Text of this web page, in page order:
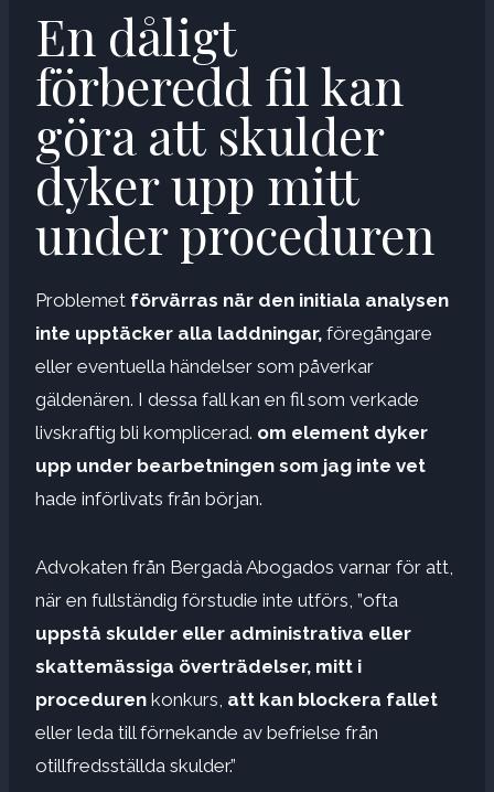
En dåligt
förberedd fil kan
göra att skulder
dyker upp mitt
under proceduren
Problemet förvärras när den initiala analysen
inte upptäcker alla laddningar, föregångare
eller eventuella händelser som påverkar
gäldenären. I dessa fall kan en fil som verkade
livskraftig bli komplicerad. om element dyker
upp under bearbetningen som jag inte vet
hade införlivats från början.
Advokaten från Bergadà Abogados varnar för att,
när en fullständig förstudie inte utförs, ”ofta
uppstå skulder eller administrativa eller
skattemässiga överträdelser, mitt i
proceduren konkurs, att kan blockera fallet
eller leda till förnekande av befrielse från
otillfredsställda skulder.”